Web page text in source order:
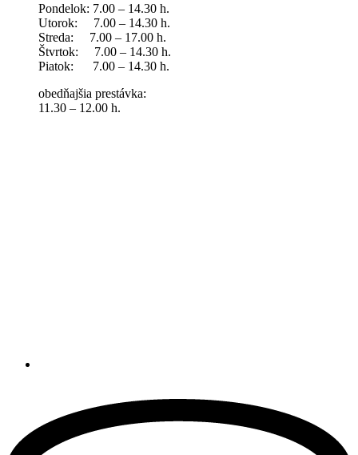
Pondelok: 7.00 – 14.30 h.
Utorok: 7.00 – 14.30 h.
Streda: 7.00 – 17.00 h.
Štvrtok: 7.00 – 14.30 h.
Piatok: 7.00 – 14.30 h.
obedňajšia prestávka:
11.30 – 12.00 h.